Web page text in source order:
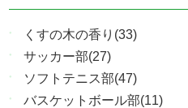
くすの木の香り(33)
サッカー部(27)
ソフトテニス部(47)
バスケットボール部(11)